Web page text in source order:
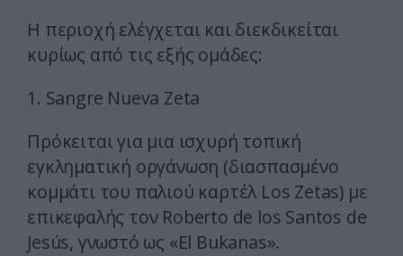
Η περιοχή ελέγχεται και διεκδικείται
κυρίως από τις εξής ομάδες:
1. Sangre Nueva Zeta
Πρόκειται για μια ισχυρή τοπική
εγκληματική οργάνωση (διασπασμένο
κομμάτι του παλιού καρτέλ Los Zetas) με
επικεφαλής τον Roberto de los Santos de
Jesús, γνωστό ως «El Bukanas».